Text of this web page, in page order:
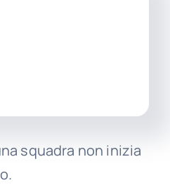
squadra non inizia